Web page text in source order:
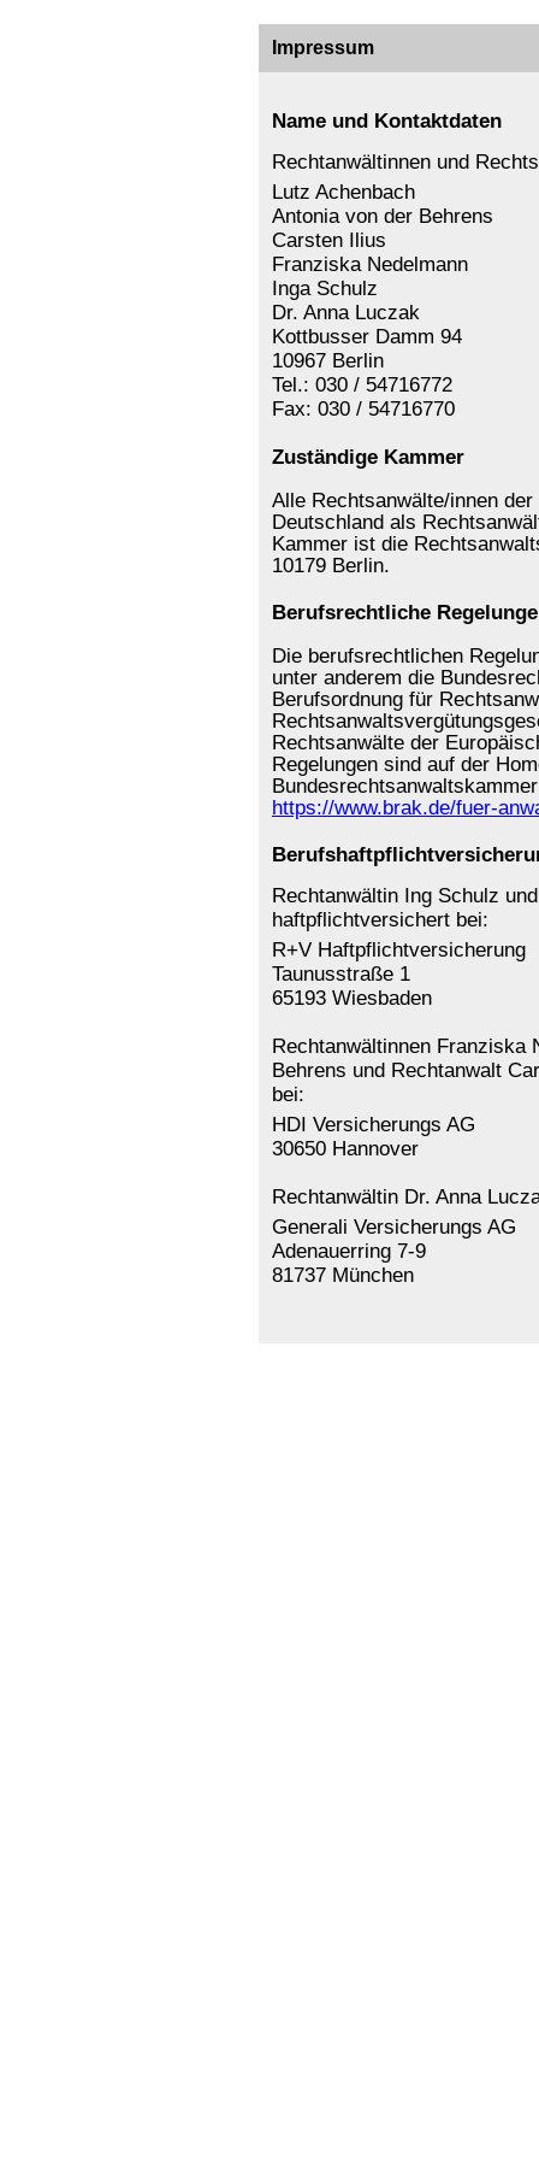
Impressum
Name und Kontaktdaten
Rechtanwältinnen und
Lutz Achenbach
Antonia von der Behrens
Carsten Ilius
Franziska Nedelmann
Inga Schulz
Dr. Anna Luczak
Kottbusser Damm 94
10967 Berlin
Tel.: 030 / 54716772
Fax: 030 / 54716770
Zuständige Kammer
Alle Rechtsanwälte/innen
Deutschland als
Kammer ist die
10179 Berlin.
Berufsrechtliche
Die berufsrechtlichen
unter anderem die
Berufsordnung für
Rechtsanwälte der
Regelungen sind auf der
https://www.brak.de/fuer-
Rechtanwältin Ing Schulz
haftpflichtversichert bei:
R+V Haftpflichtversicherung
Taunusstraße 1
65193 Wiesbaden
Rechtanwältinnen Franziska
Behrens und Rechtanwalt
bei:
HDI Versicherungs AG
30650 Hannover
Rechtanwältin Dr. Anna
Generali Versicherungs AG
Adenauerring 7-9
81737 München